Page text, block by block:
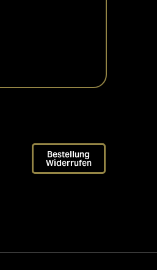
Bestellung
Widerrufen